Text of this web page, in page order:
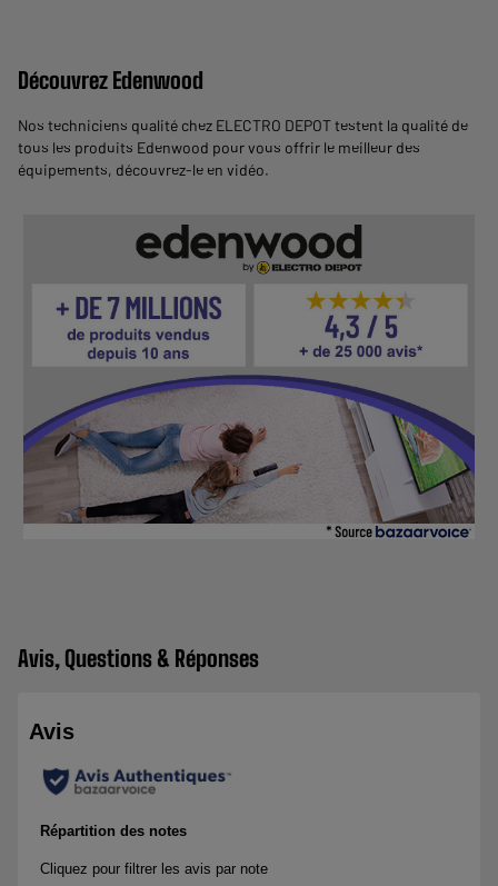
Découvrez Edenwood
Nos techniciens qualité chez ELECTRO DEPOT testent la qualité de
tous les produits Edenwood pour vous offrir le meilleur des
équipements, découvrez-le en vidéo.
Avis, Questions & Réponses